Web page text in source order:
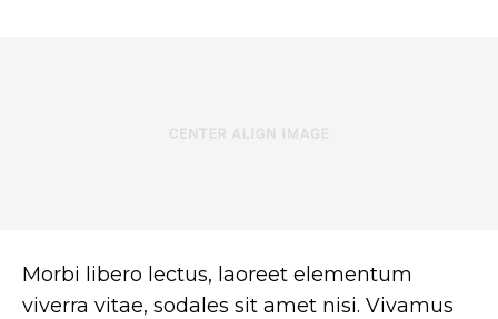
Morbi libero lectus, laoreet elementum
viverra vitae, sodales sit amet nisi. Vivamus